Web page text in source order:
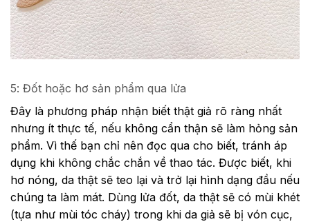
5: Đốt hoặc hơ sản phẩm qua lửa
Đây là phương pháp nhận biết thật giả rõ ràng nhất
nhưng ít thực tế, nếu không cẩn thận sẽ làm hỏng sản
phẩm. Vì thế bạn chỉ nên đọc qua cho biết, tránh áp
dụng khi không chắc chắn về thao tác. Được biết, khi
hơ nóng, da thật sẽ teo lại và trở lại hình dạng đầu nếu
chúng ta làm mát. Dùng lửa đốt, da thật sẽ có mùi khét
(tựa như mùi tóc cháy) trong khi da giả sẽ bị vón cục,